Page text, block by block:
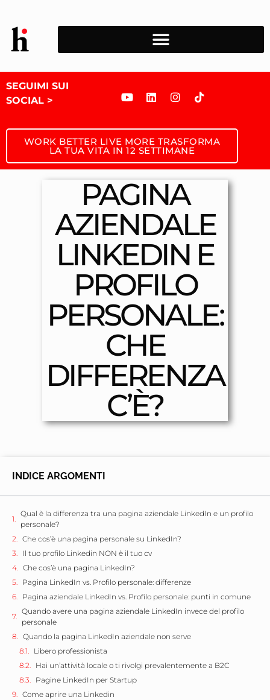
SEGUIMI SUI
SOCIAL >
WORK BETTER LIVE MORE TRASFORMA
LA TUA VITA IN 12 SETTIMANE
PAGINA
AZIENDALE
LINKEDIN E
PROFILO
PERSONALE:
CHE
DIFFERENZA
C’È?
INDICE ARGOMENTI
Qual è la differenza tra una pagina aziendale LinkedIn e un profilo
personale?
Che cos’è una pagina personale su LinkedIn?
Il tuo profilo Linkedin NON è il tuo cv
Che cos’è una pagina LinkedIn?
Pagina LinkedIn vs. Profilo personale: differenze
Pagina aziendale LinkedIn vs. Profilo personale: punti in comune
Quando avere una pagina aziendale LinkedIn invece del profilo
personale
Quando la pagina LinkedIn aziendale non serve
Libero professionista
Hai un’attività locale o ti rivolgi prevalentemente a B2C
Pagine LinkedIn per Startup
Come aprire una Linkedin